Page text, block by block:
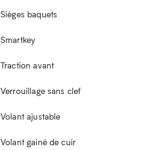
Sièges baquets
Smartkey
Traction avant
Verrouillage sans clef
Volant ajustable
Volant gainé de cuir